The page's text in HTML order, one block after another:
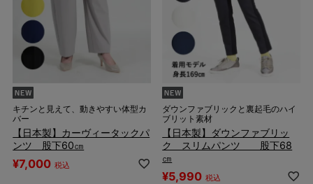
キチンと見えて、動きやすい体型カ
バー
【日本製】カーヴィータックパ
ンツ 股下60㎝
¥7,000 税込
ダウンファブリックと裏起毛のハイ
ブリット素材
【日本製】ダウンファブリッ
ク スリムパンツ 股下68
㎝
¥5,990 税込